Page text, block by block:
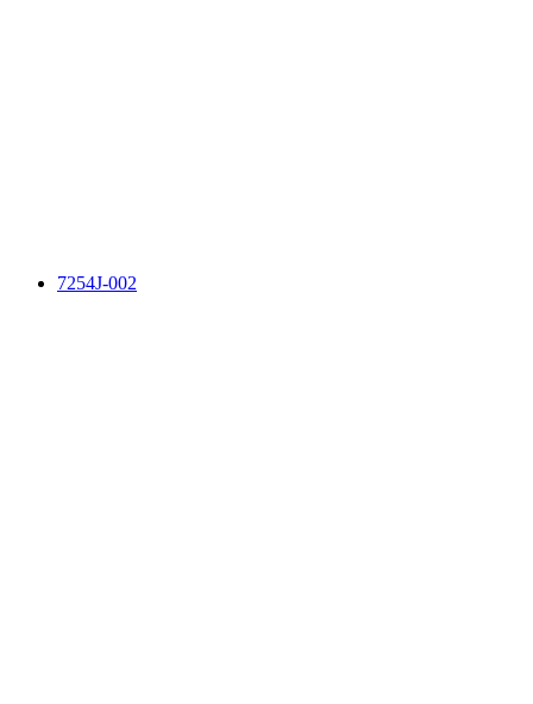
7254J-002